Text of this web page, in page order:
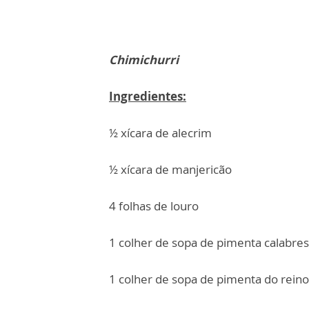
Chimichurri
Ingredientes:
½ xícara de alecrim
½ xícara de manjericão
4 folhas de louro
1 colher de sopa de pimenta
1 colher de sopa de pimenta do reino